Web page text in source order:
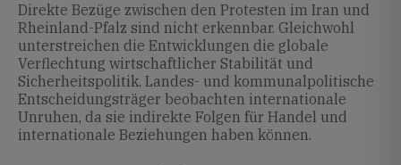
Direkte Bezüge zwischen den Protesten im Iran und
Rheinland-Pfalz sind nicht erkennbar. Gleichwohl
unterstreichen die Entwicklungen die globale
Verflechtung wirtschaftlicher Stabilität und
Sicherheitspolitik. Landes- und kommunalpolitische
Entscheidungsträger beobachten internationale
Unruhen, da sie indirekte Folgen für Handel und
internationale Beziehungen haben können.